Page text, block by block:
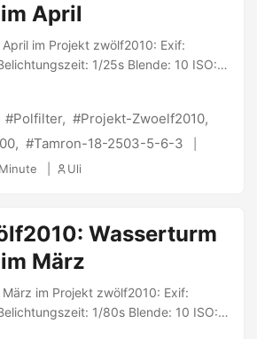
April
im Projekt zwölf2010: Exif:
1/25s Blende: 10 ISO:
es mit der Sony α200 und dem
PS: @ Jana : Teilnehmer #188 -
Polfilter
Projekt-Zwoelf2010
Tamron-18-2503-5-6-3
Uli
Wasserturm
März
im Projekt zwölf2010: Exif:
1/80s Blende: 10 ISO:
es mit der Sony α200 und dem